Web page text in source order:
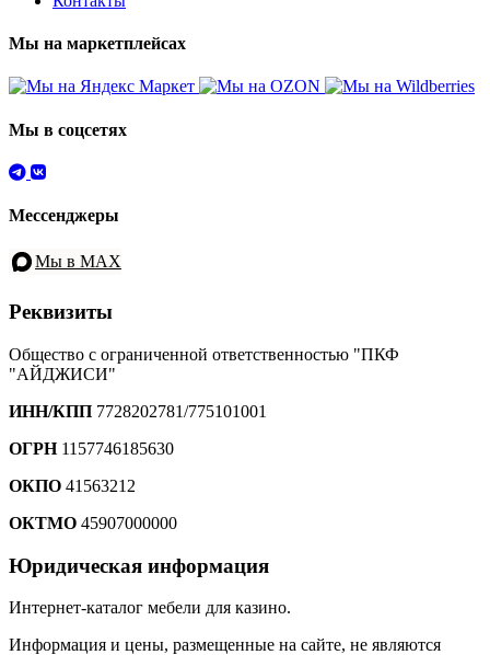
Мы на маркетплейсах
Мы в соцсетях
Мессенджеры
Мы в MAX
Реквизиты
Общество с ограниченной ответственностью "ПКФ
"АЙДЖИСИ"
ИНН/КПП 7728202781/775101001
ОГРН1157746185630
ОКПО 41563212
ОКТМО 45907000000
Юридическая информация
Интернет-каталог мебели для казино.
Информация и цены, размещенные на сайте, не являются